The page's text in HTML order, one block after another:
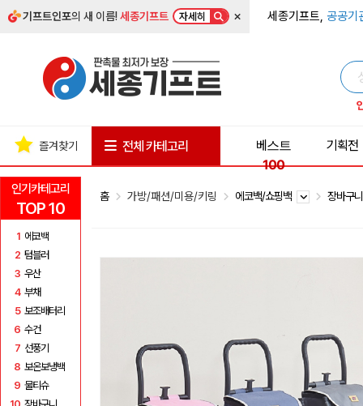
기프트인포의 새 이름!세종기프트 자세히 × 세종기프트, 공공기
인기카테고리
TOP 10
1 에코백
2 텀블러
3 우산
4 부채
5 보조배터리
6 수건
7 선풍기
8 보온보냉백
9 물티슈
즐겨찾기 전체 카테고리
베스트
100
기획전
홈 가방/패션/미용/키링 에코백/쇼핑백 장바구